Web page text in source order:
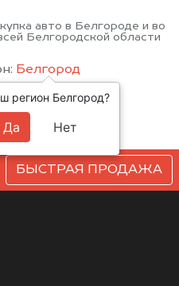
авто в Белгороде и во
Белгородской области
Белгород
54-52
БЫСТРАЯ ПРОДАЖА
регион Белгород?
Да Нет